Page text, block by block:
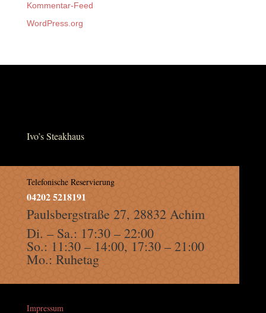
Kommentar-Feed
WordPress.org
Ivo’s Steakhaus
Telefonische Reservierung
04202 5218191
Paulsbergstraße 27, 28832 Achim
Di. – Sa.: 17:30 – 22:00
So.: 11:30 – 14:00, 17:30 – 21:00
Mo.: Ruhetag
Impressum